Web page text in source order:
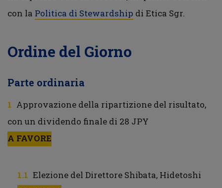
con la Politica di Stewardship di Etica Sgr.
Ordine del Giorno
Parte ordinaria
Approvazione della ripartizione del risultato,
con un dividendo finale di 28 JPY
A FAVORE
Elezione del Direttore Shibata, Hidetoshi